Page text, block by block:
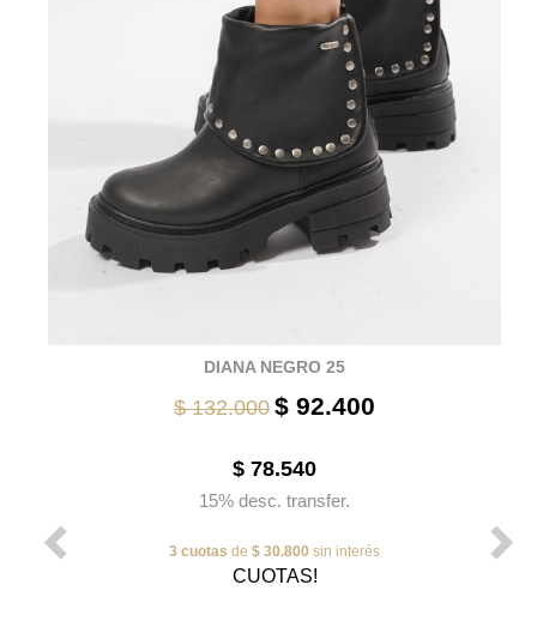
DIANA NEGRO 25
$ 132.000 $ 92.400
$ 78.540
15% desc. transfer.
3 cuotas de $ 30.800 sin interés
CUOTAS!